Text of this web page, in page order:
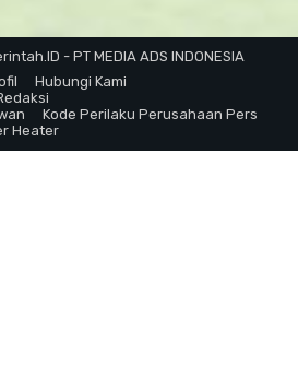
- PT MEDIA ADS INDONESIA
Hubungi Kami
Kode Perilaku Perusahaan Pers
Heater